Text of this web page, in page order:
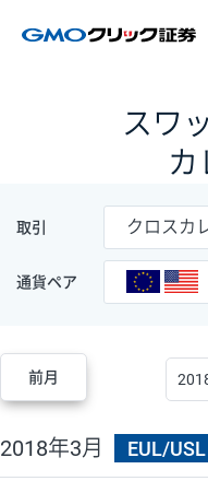
スワ
カ
取引 クロスカ
通貨ペア
前月
2018年3月 EUL/USL